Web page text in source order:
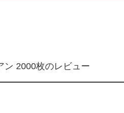
ン 2000枚のレビュー